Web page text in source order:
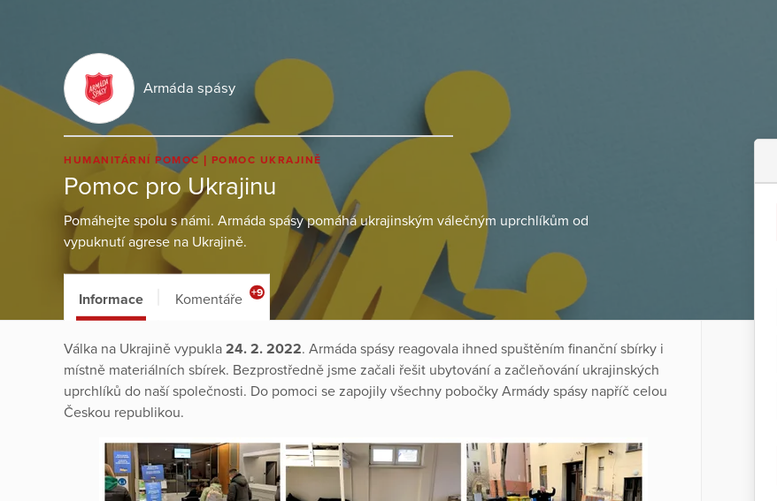
Armáda spásy
HUMANITÁRNÍ POMOC POMOC UKRAJINĚ
Pomoc pro Ukrajinu
Pomáhejte spolu s námi. Armáda spásy pomáhá ukrajinským válečným uprchlíkům od
vypuknutí agrese na Ukrajině.
Informace Komentáře +9
Válka na Ukrajině vypukla 24. 2. 2022. Armáda spásy reagovala ihned spuštěním finanční sbírky i
místně materiálních sbírek. Bezprostředně jsme začali řešit ubytování a začleňování ukrajinských
uprchlíků do naší společnosti. Do pomoci se zapojily všechny pobočky Armády spásy napříč celou
Českou republikou.